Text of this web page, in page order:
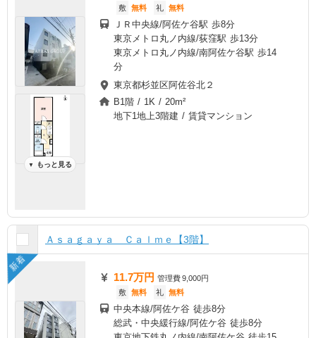
▼ もっと見る
敷 無料 礼 無料
ＪＲ中央線/阿佐ケ谷駅 歩8分
東京メトロ丸ノ内線/荻窪駅 歩13分
東京メトロ丸ノ内線/南阿佐ケ谷駅 歩14
分
東京都杉並区阿佐谷北２
B1階 / 1K / 20m²
地下1地上3階建 / 賃貸マンション
Ａｓａｇａｙａ Ｃａｌｍｅ【3階】
新着
11.7万円 管理費9,000円
敷 無料 礼 無料
中央本線/阿佐ケ谷 徒歩8分
総武・中央緩行線/阿佐ケ谷 徒歩8分